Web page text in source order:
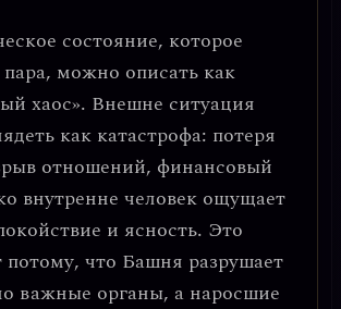
состояние, которое
пара, можно описать как
хаос». Внешне ситуация
как катастрофа: потеря
отношений, финансовый
внутренне человек ощущает
и ясность. Это
потому, что Башня разрушает
важные органы, а наросшие